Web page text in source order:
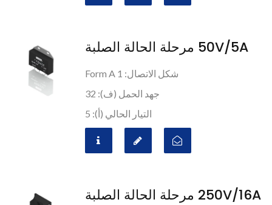
50V/5A مرحلة الحالة الصلبة
شكل الاتصال: 1 Form A
جهد الحمل (ف): 32
التيار الحالي (أ): 5
250V/16A مرحلة الحالة الصلبة